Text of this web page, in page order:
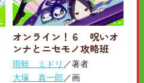
オンライン！６ 呪いオ
ンナとニセモノ攻略班
雨蛙 ミドリ ／著者
大塚 真一郎 ／画